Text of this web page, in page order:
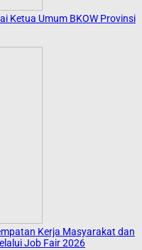
Ketua Umum BKOW Provinsi
Kerja Masyarakat dan
Job Fair 2026